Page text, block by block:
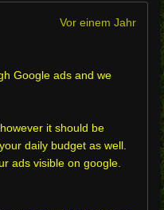
Vor einem Jahr
Google ads and we
it should be
daily budget as well.
ads visible on google.